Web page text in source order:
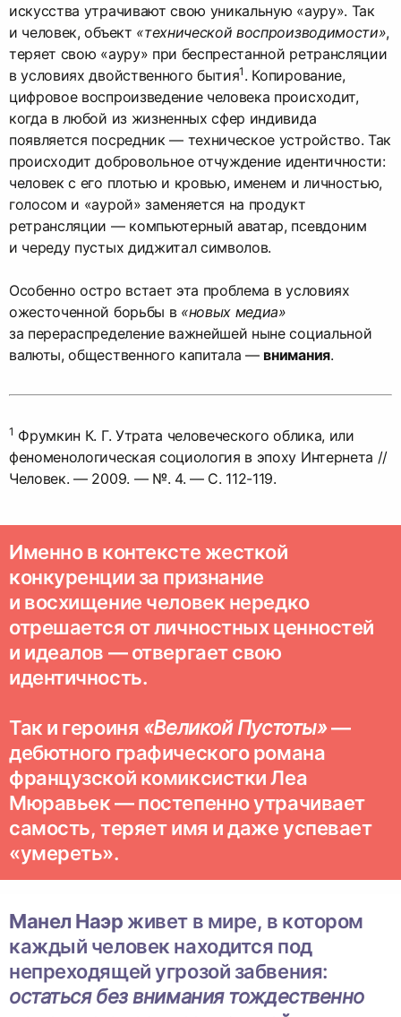
искусства утрачивают свою уникальную «ауру». Так
и человек, объект «технической воспроизводимости»,
теряет свою «ауру» при беспрестанной ретрансляции
в условиях двойственного бытия1 . Копирование,
цифровое воспроизведение человека происходит,
когда в любой из жизненных сфер индивида
появляется посредник — техническое устройство. Так
происходит добровольное отчуждение идентичности:
человек с его плотью и кровью, именем и личностью,
голосом и «аурой» заменяется на продукт
ретрансляции — компьютерный аватар, псевдоним
и череду пустых диджитал символов.
Особенно остро встает эта проблема в условиях
ожесточенной борьбы в «новых медиа»
за перераспределение важнейшей ныне социальной
валюты, общественного капитала — внимания.
1 Фрумкин К. Г. Утрата человеческого облика, или
феноменологическая социология в эпоху Интернета //
Человек. — 2009. — №. 4. — С. 112-119.
Именно в контексте жесткой
конкуренции за признание
и восхищение человек нередко
отрешается от личностных ценностей
и идеалов — отвергает свою
идентичность.
Так и героиня «Великой Пустоты»—
дебютного графического романа
французской комиксистки Леа
Мюравьек — постепенно утрачивает
самость, теряет имя и даже успевает
«умереть».
Манел Наэр живет в мире, в котором
каждый человек находится под
непреходящей угрозой забвения:
остаться без внимания тождественно